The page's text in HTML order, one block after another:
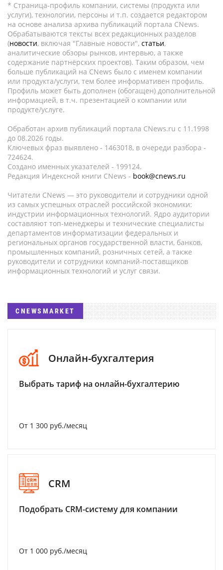
* Страница-профиль компании, системы (продукта или
услуги), технологии, персоны и т.п. создается редактором
на основе анализа архива публикаций портала CNews.
Обрабатываются тексты всех редакционных разделов
(новости, включая "Главные новости", статьи,
аналитические обзоры рынков, интервью, а также
содержание партнёрских проектов). Таким образом, чем
больше публикаций на CNews было с именем компании
или продукта/услуги, тем более информативен профиль.
Профиль может быть дополнен (обогащен) дополнительной
информацией, в т.ч. презентацией о компании или
продукте/услуге.
Обработан архив публикаций портала CNews.ru c 11.1998
до 08.2026 годы.
Ключевых фраз выявлено - 1463018, в очереди разбора -
724624.
Создано именных указателей - 199124.
Редакция Индексной книги CNews - book@cnews.ru
Читатели CNews — это руководители и сотрудники одной
из самых успешных отраслей российской экономики:
индустрии информационных технологий. Ядро аудитории
составляют топ-менеджеры и технические специалисты
департаментов информатизации федеральных и
региональных органов государственной власти, банков,
промышленных компаний, розничных сетей, а также
руководители и сотрудники компаний-поставщиков
информационных технологий и услуг связи.
CNEWSMARKET
Онлайн-бухгалтерия
Выбрать тариф на онлайн-бухгалтерию
От 1 300 руб./месяц
CRM
Подобрать CRM-систему для компании
От 1 000 руб./месяц